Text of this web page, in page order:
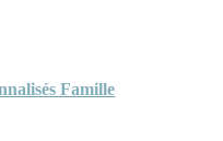
Famille